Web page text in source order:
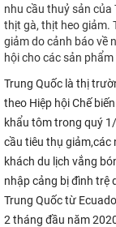
nhu cầu thuỷ sản của
thịt gà, thịt heo giảm.
giảm do cảnh báo về
hội cho các sản
Trung Quốc là thị
theo Hiệp hội Chế
khẩu tôm trong quý
cầu tiêu thụ giảm,các
khách du lịch vắng
nhập cảng bị đình trệ
Trung Quốc từ
2 tháng đầu năm